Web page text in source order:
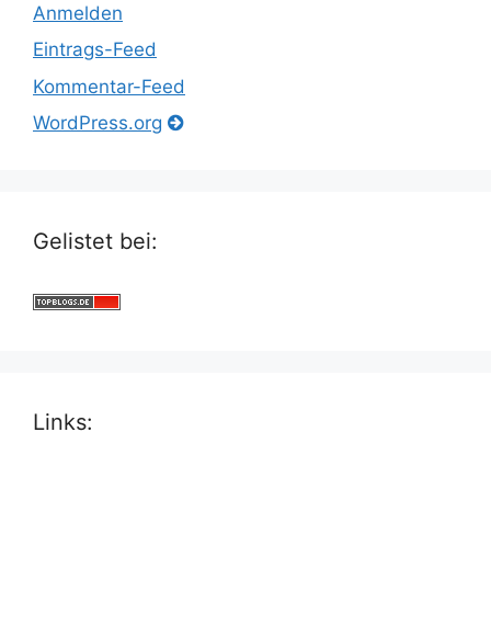
Anmelden
Eintrags-Feed
Kommentar-Feed
WordPress.org
Gelistet bei:
Links: